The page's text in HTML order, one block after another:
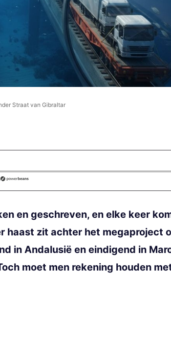
Straat van Gibraltar
en geschreven, en elke keer
haast zit achter het megaproject
in Andalusië en eindigend in
moet men rekening houden